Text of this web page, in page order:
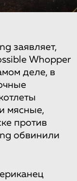
заявляет,
Whopper
деле, в
мясные,
против
обвинили